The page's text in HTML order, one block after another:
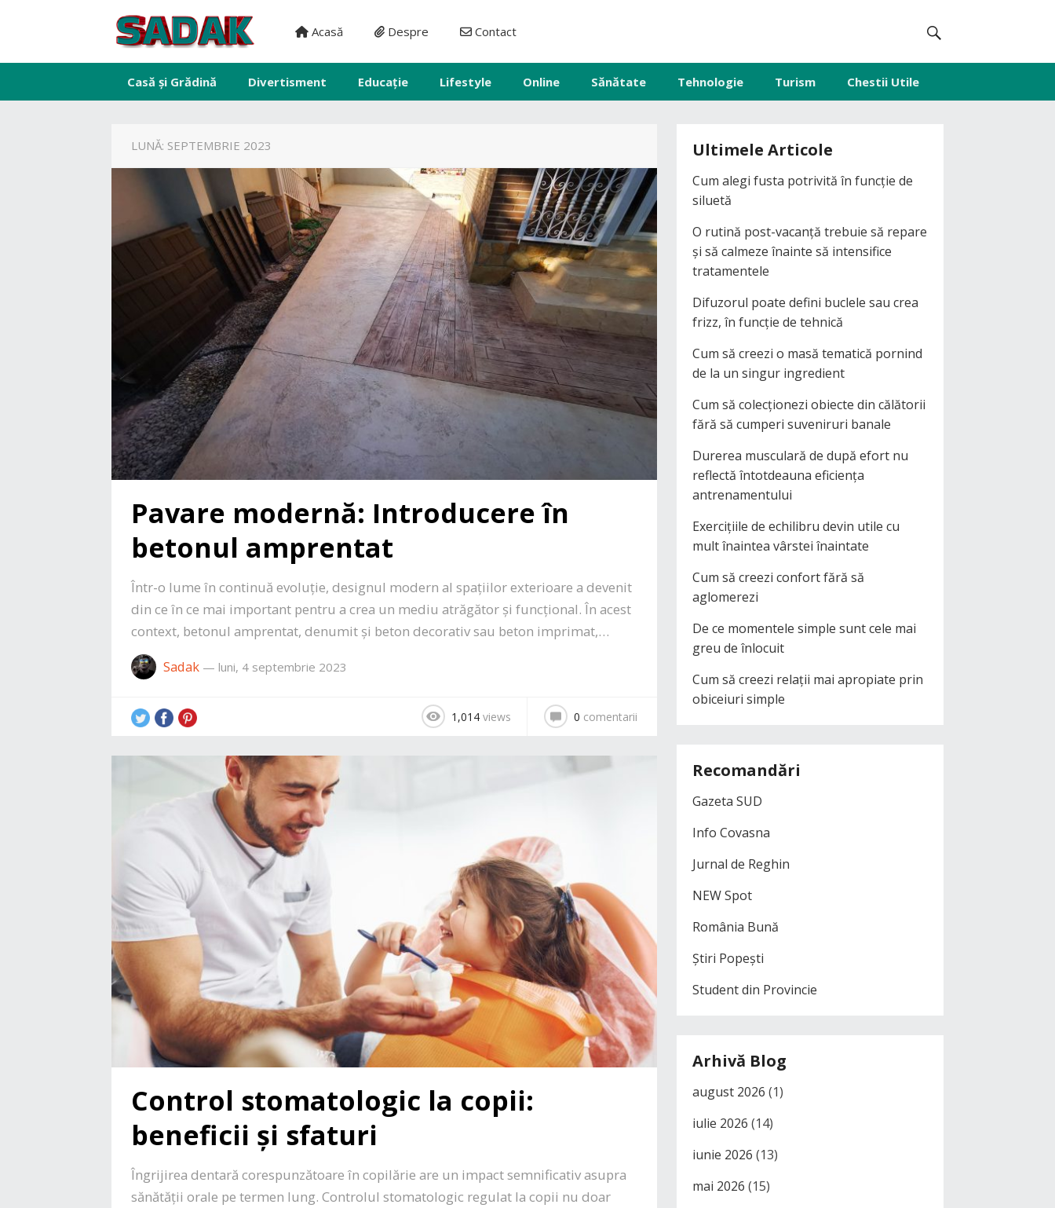
Acasă Despre Contact
Casă și Grădină Divertisment Educație Lifestyle Online Sănătate Tehnologie Turism Chestii Utile
LUNĂ: SEPTEMBRIE 2023
Pavare modernă: Introducere în
betonul amprentat
Într-o lume în continuă evoluție, designul modern al spațiilor exterioare a devenit
din ce în ce mai important pentru a crea un mediu atrăgător și funcțional. În acest
context, betonul amprentat, denumit și beton decorativ sau beton imprimat,…
Sadak — luni, 4 septembrie 2023
1,014 views 0 comentarii
Control stomatologic la copii:
beneficii și sfaturi
Îngrijirea dentară corespunzătoare în copilărie are un impact semnificativ asupra
sănătății orale pe termen lung. Controlul stomatologic regulat la copii nu doar
Ultimele Articole
Cum alegi fusta potrivită în funcție de
siluetă
O rutină post-vacanță trebuie să repare
și să calmeze înainte să intensifice
tratamentele
Difuzorul poate defini buclele sau crea
frizz, în funcție de tehnică
Cum să creezi o masă tematică pornind
de la un singur ingredient
Cum să colecționezi obiecte din călătorii
fără să cumperi suveniruri banale
Durerea musculară de după efort nu
reflectă întotdeauna eficiența
antrenamentului
Exercițiile de echilibru devin utile cu
mult înaintea vârstei înaintate
Cum să creezi confort fără să
aglomerezi
De ce momentele simple sunt cele mai
greu de înlocuit
Cum să creezi relații mai apropiate prin
obiceiuri simple
Recomandări
Gazeta SUD
Info Covasna
Jurnal de Reghin
NEW Spot
România Bună
Știri Popești
Student din Provincie
Arhivă Blog
august 2026 (1)
iulie 2026 (14)
iunie 2026 (13)
mai 2026 (15)